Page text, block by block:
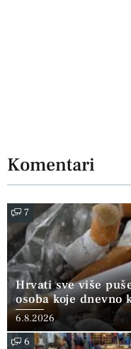
Komentari
7
Hrvati sve više
osoba koje dnevno
6.8.2026
6